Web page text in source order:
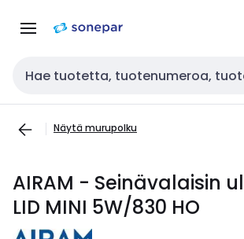
navigointiinsisältöön
Haku
Näytä murupolku
AIRAM - Seinävalaisin
LID MINI 5W/830 HO